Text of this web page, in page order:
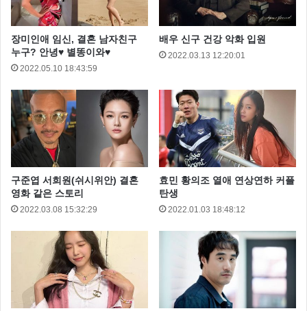
특히 유하나는 예비 시어머니들이 강지영 아나운서에게
애정공세를 보이는 모습을 보며 “결혼 다시 하고 싶다.
나도 결혼 하기 전에 시어머니의 애정공세를 받아보고
싶다”라고 말했다고 해요.
장미인애 임신, 결혼 남자친구
누구? 안녕♥ 별똥이와♥
2022.05.10 18:43:59
배우 신구 건강 악화 입원
2022.03.13 12:20:01
구준엽 서희원(쉬시위안) 결혼
영화 같은 스토리
2022.03.08 15:32:29
효민 황의조 열애 연상연하 커플
탄생
2022.01.03 18:48:12